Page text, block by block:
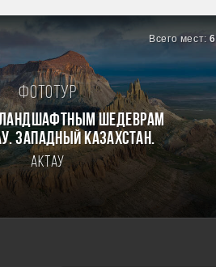
Всего мест:6
Фототур
ландшафтным шедеврам
Западный Казахстан.
Актау